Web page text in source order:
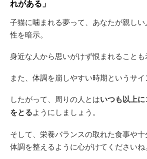
れがある」
子猫に噛まれる夢って、あなたが親し
性を暗示。
身近な人から思いがけず恨まれることも
また、体調を崩しやすい時期というサイ
したがって、周りの人とはいつも以上
をとるようにしましょう。
そして、栄養バランスの取れた食事や十
体調を整えるように心がけてくださいね。